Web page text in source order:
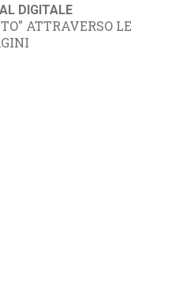
DIGITALE
ATTRAVERSO LE